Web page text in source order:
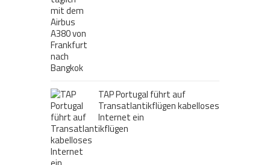
TAP Portugal führt auf
Transatlantikflügen kabelloses
Internet ein